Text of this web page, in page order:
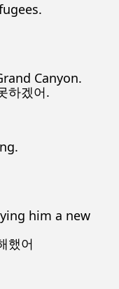
Canyon.
하겠어.
him a new
했어